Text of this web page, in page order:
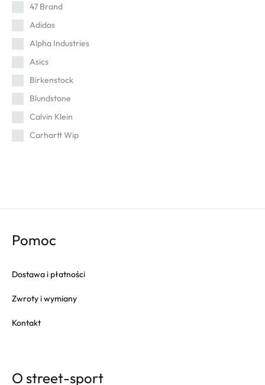
47 Brand
Adidas
Alpha Industries
Asics
Birkenstock
Blundstone
Calvin Klein
Carhartt Wip
Converse
Crocs
Eastpak
Fila
Fitflop
Goorin Bros
Pomoc
Dostawa i płatności
Zwroty i wymiany
Kontakt
O street-sport